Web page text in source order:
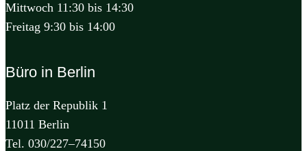
Mittwoch 11:30 bis 14:30
Freitag 9:30 bis 14:00
Büro in Berlin
Platz der Republik 1
11011 Berlin
Tel. 030/227–74150